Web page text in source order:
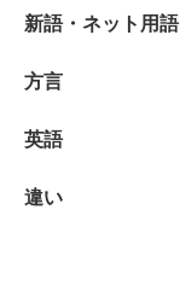
新語・ネット用語
方言
英語
違い